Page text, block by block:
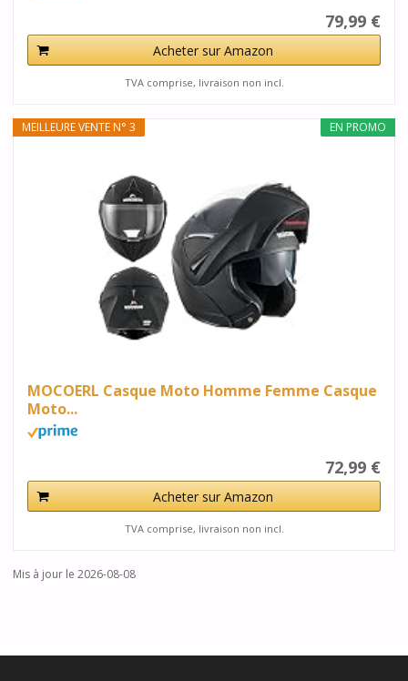
79,99 €
Acheter sur Amazon
TVA comprise, livraison non incl.
EN PROMO
MEILLEURE VENTE N° 3
MOCOERL Casque Moto Homme Femme Casque
Moto...
72,99 €
Acheter sur Amazon
TVA comprise, livraison non incl.
Mis à jour le 2026-08-08